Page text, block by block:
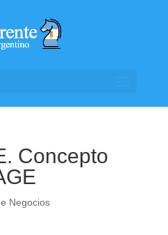
Concepto
Negocios